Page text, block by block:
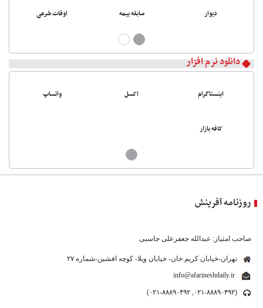
دیوار سابقه بیمه اوقات شرعی
دانلود نرم افزار
اینستاگرام اکسل واتساپ
کافه بازار
روزنامه آفرینش
صاحب امتیاز: عبدالله جعفرعلی جاسبی
تهران-خیابان کریم خان- خیابان ویلا- کوچه افشین-شماره ۲۷
info@afarineshdaily.ir
(۰۲۱-۸۸۸۹۰۴۹۲, ۰۲۱-۸۸۸۹۰۴۹۲)